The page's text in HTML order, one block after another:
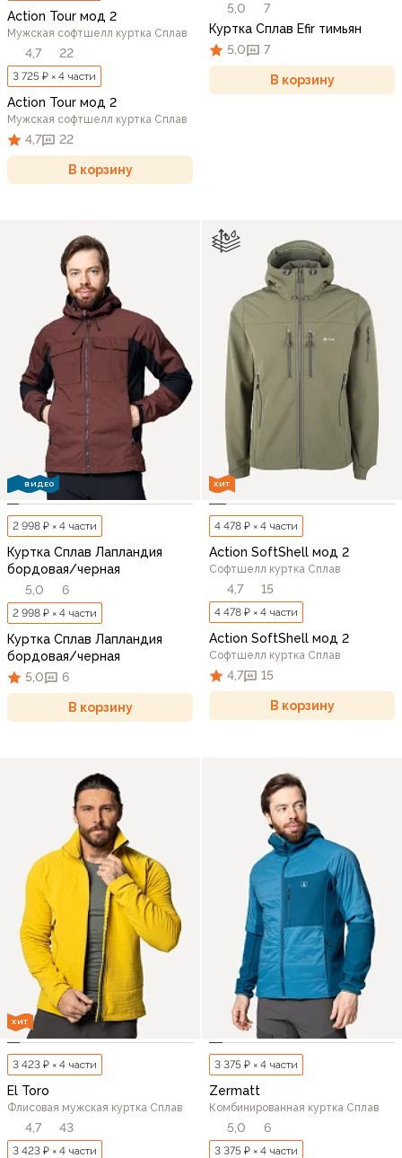
Action Tour мод 2
Мужская софтшелл куртка Сплав
4,7 22
3 725 ₽ × 4 части
Action Tour мод 2
Мужская софтшелл куртка Сплав
4,7 22
В корзину
5,0
7
Куртка Сплав Efir тимьян
5,0
7
В корзину
ВИДЕО
2 998 ₽ × 4 части
Куртка Сплав Лапландия
бордовая/черная
5,0
6
2 998 ₽ × 4 части
Куртка Сплав Лапландия
бордовая/черная
5,0
6
В корзину
ХИТ
4 478 ₽ × 4 части
Action SoftShell мод 2
Софтшелл куртка Сплав
4,7 15
4 478 ₽ × 4 части
Action SoftShell мод 2
Софтшелл куртка Сплав
4,7 15
В корзину
ХИТ
3 423 ₽ × 4 части
El Toro
Флисовая мужская куртка Сплав
4,7 43
3 423 ₽ × 4 части
3 375 ₽ × 4 части
Zermatt
Комбинированная куртка Сплав
5,0 6
3 375 ₽ × 4 части